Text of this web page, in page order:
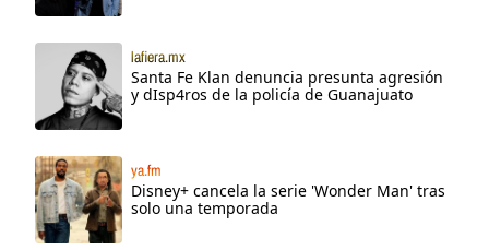
lafiera.mx
Santa Fe Klan denuncia presunta agresión
y dIsp4ros de la policía de Guanajuato
ya.fm
Disney+ cancela la serie 'Wonder Man' tras
solo una temporada